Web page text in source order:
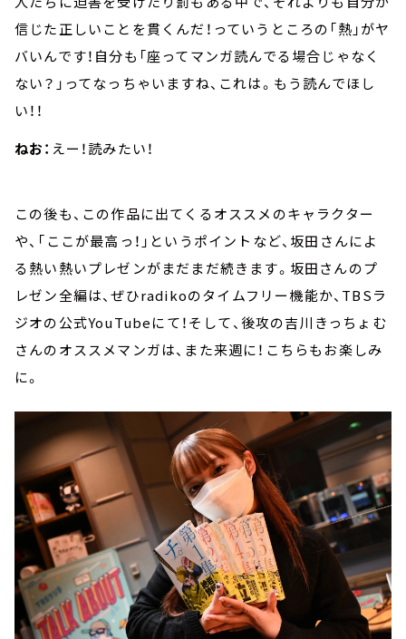
信じた正しいことを貫くんだ！っていうところの「熱」がヤ
バいんです！自分も「座ってマンガ読んでる場合じゃなく
ない？」ってなっちゃいますね、これは。もう読んでほし
い！！
ねお： えー！読みたい！
この後も、この作品に出てくるオススメのキャラクター
や、「ここが最高っ！」というポイントなど、坂田さんによ
る熱い熱いプレゼンがまだまだ続きます。坂田さんのプ
レゼン全編は、ぜひradikoのタイムフリー機能か、TBSラ
ジオの公式YouTubeにて！そして、後攻の吉川きっちょむ
さんのオススメマンガは、また来週に！こちらもお楽しみ
に。